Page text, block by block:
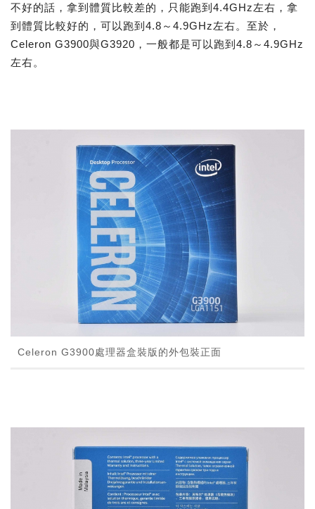
不好的話，拿到體質比較差的，只能跑到4.4GHz左右，拿
到體質比較好的，可以跑到4.8～4.9GHz左右。至於，
Celeron G3900與G3920，一般都是可以跑到4.8～4.9GHz
左右。
Celeron G3900處理器盒裝版的外包裝正面